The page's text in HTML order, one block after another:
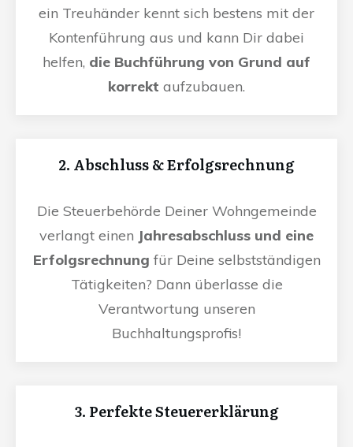
ein Treuhänder kennt sich bestens mit der
Kontenführung aus und kann Dir dabei
helfen, die Buchführung von Grund auf
korrekt aufzubauen.
2. Abschluss & Erfolgsrechnung
Die Steuerbehörde Deiner Wohngemeinde
verlangt einen Jahresabschluss und eine
Erfolgsrechnung für Deine selbstständigen
Tätigkeiten? Dann überlasse die
Verantwortung unseren
Buchhaltungsprofis!
3. Perfekte Steuererklärung